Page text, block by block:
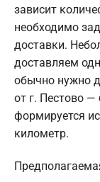
зависит
необходимо
доставки.
доставляем
обычно нужно
от г. Пестово —
формируется
километр.